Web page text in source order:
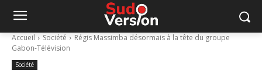
Accueil Société
Régis Massimba désormais à la tête du groupe
Gabon-Télévision
Société